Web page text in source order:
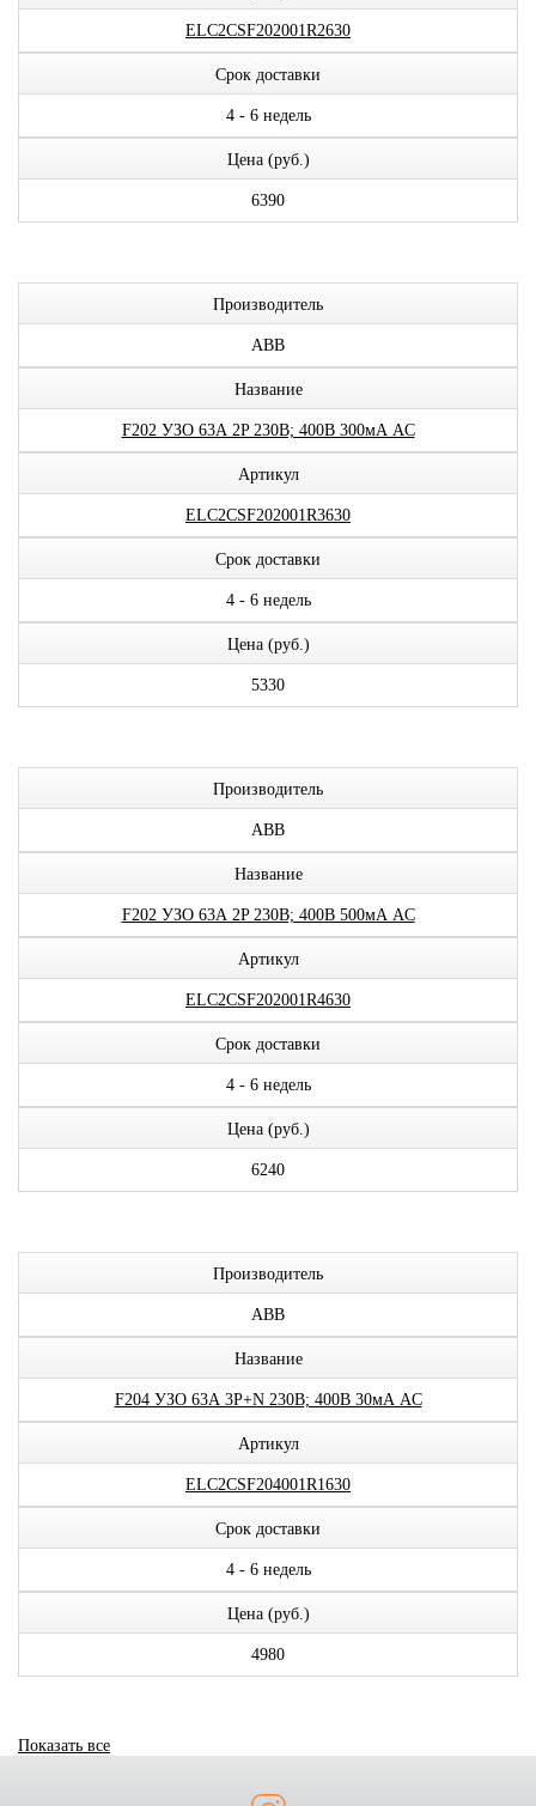
ELC2CSF202001R2630
Срок доставки
4 - 6 недель
Цена (руб.)
6390
Производитель
ABB
Название
F202 УЗО 63А 2P 230В; 400В 300мА AC
Артикул
ELC2CSF202001R3630
Срок доставки
4 - 6 недель
Цена (руб.)
5330
Производитель
ABB
Название
F202 УЗО 63А 2P 230В; 400В 500мА AC
Артикул
ELC2CSF202001R4630
Срок доставки
4 - 6 недель
Цена (руб.)
6240
Производитель
ABB
Название
F204 УЗО 63А 3P+N 230В; 400В 30мА AC
Артикул
ELC2CSF204001R1630
Срок доставки
4 - 6 недель
Цена (руб.)
4980
Показать все